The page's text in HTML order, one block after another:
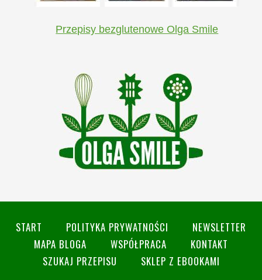
Przepisy bezglutenowe Olga Smile
START POLITYKA PRYWATNOŚCI
NEWSLETTER
MAPA BLOGA
WSPÓŁPRACA
KONTAKT
SZUKAJ PRZEPISU
SKLEP Z EBOOKAMI